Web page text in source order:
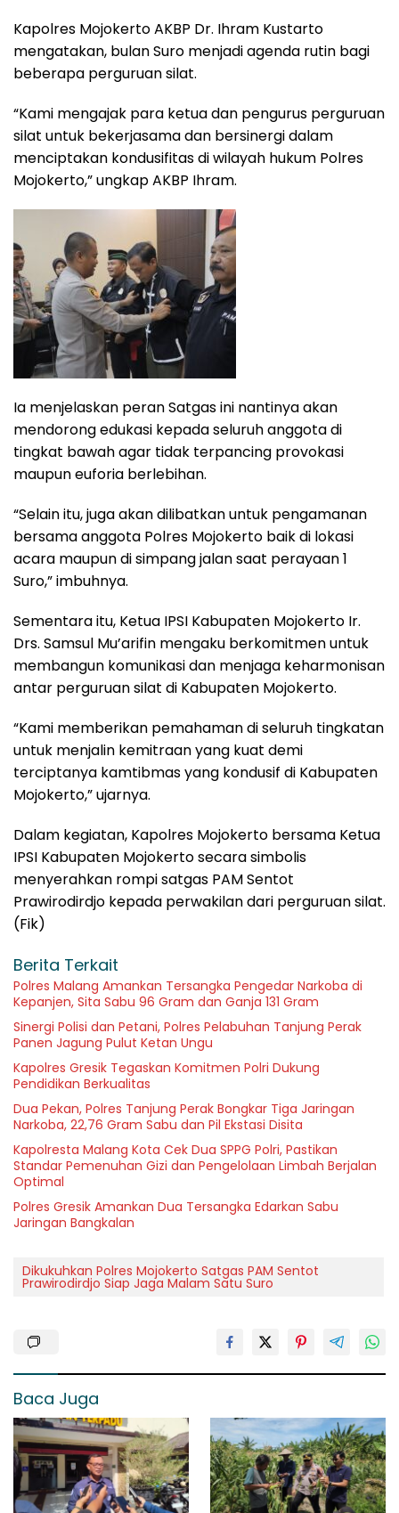
Kapolres Mojokerto AKBP Dr. Ihram Kustarto
mengatakan, bulan Suro menjadi agenda rutin bagi
beberapa perguruan silat.
“Kami mengajak para ketua dan pengurus perguruan
silat untuk bekerjasama dan bersinergi dalam
menciptakan kondusifitas di wilayah hukum Polres
Mojokerto,” ungkap AKBP Ihram.
Ia menjelaskan peran Satgas ini nantinya akan
mendorong edukasi kepada seluruh anggota di
tingkat bawah agar tidak terpancing provokasi
maupun euforia berlebihan.
“Selain itu, juga akan dilibatkan untuk pengamanan
bersama anggota Polres Mojokerto baik di lokasi
acara maupun di simpang jalan saat perayaan 1
Suro,” imbuhnya.
Sementara itu, Ketua IPSI Kabupaten Mojokerto Ir.
Drs. Samsul Mu’arifin mengaku berkomitmen untuk
membangun komunikasi dan menjaga keharmonisan
antar perguruan silat di Kabupaten Mojokerto.
“Kami memberikan pemahaman di seluruh tingkatan
untuk menjalin kemitraan yang kuat demi
terciptanya kamtibmas yang kondusif di Kabupaten
Mojokerto,” ujarnya.
Dalam kegiatan, Kapolres Mojokerto bersama Ketua
IPSI Kabupaten Mojokerto secara simbolis
menyerahkan rompi satgas PAM Sentot
Prawirodirdjo kepada perwakilan dari perguruan silat.
(Fik)
Berita Terkait
Polres Malang Amankan Tersangka Pengedar Narkoba di
Kepanjen, Sita Sabu 96 Gram dan Ganja 131 Gram
Sinergi Polisi dan Petani, Polres Pelabuhan Tanjung Perak
Panen Jagung Pulut Ketan Ungu
Kapolres Gresik Tegaskan Komitmen Polri Dukung
Pendidikan Berkualitas
Dua Pekan, Polres Tanjung Perak Bongkar Tiga Jaringan
Narkoba, 22,76 Gram Sabu dan Pil Ekstasi Disita
Kapolresta Malang Kota Cek Dua SPPG Polri, Pastikan
Standar Pemenuhan Gizi dan Pengelolaan Limbah Berjalan
Optimal
Polres Gresik Amankan Dua Tersangka Edarkan Sabu
Jaringan Bangkalan
Dikukuhkan Polres Mojokerto Satgas PAM Sentot
Prawirodirdjo Siap Jaga Malam Satu Suro
Baca Juga